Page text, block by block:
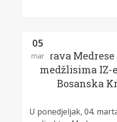
05
mar
Uprava
medžlisima IZ-
Bosanska
U ponedjeljak, 04.